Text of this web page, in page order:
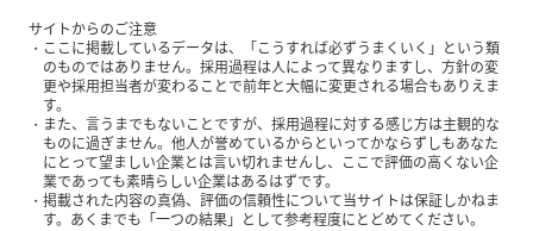
サイトからのご注意
ここに掲載しているデータは、「こうすれば必ずうまくいく」という類
のものではありません。採用過程は人によって異なりますし、方針の変
更や採用担当者が変わることで前年と大幅に変更される場合もありえま
す。
また、言うまでもないことですが、採用過程に対する感じ方は主観的な
ものに過ぎません。他人が誉めているからといってかならずしもあなた
にとって望ましい企業とは言い切れませんし、ここで評価の高くない企
業であっても素晴らしい企業はあるはずです。
掲載された内容の真偽、評価の信頼性について当サイトは保証しかねま
す。あくまでも「一つの結果」として参考程度にとどめてください。